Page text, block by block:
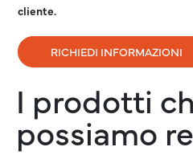
cliente.
RICHIEDI INFORMAZIONI
I prodotti
possiamo